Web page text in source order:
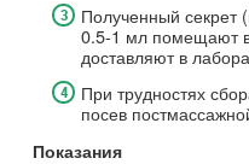
Полученный секрет
0.5-1 мл помещают
доставляют в
При трудностях
посев
Показания